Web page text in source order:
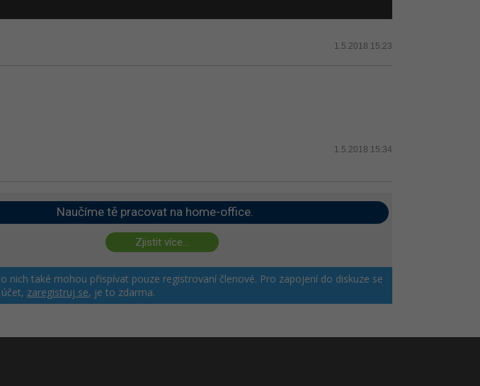
1.5.2018 15:23
1.5.2018 15:34
Naučíme tě pracovat na home-office.
Zjistit více...
nich také mohou přispívat pouze registrovaní členové. Pro zapojení do diskuze se
zaregistruj se, je to zdarma.